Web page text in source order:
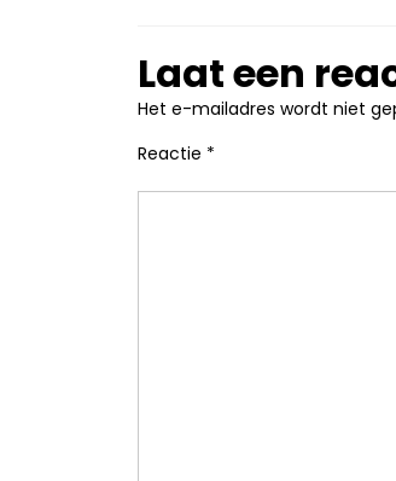
Laat een
Het e-mailadres wordt niet
Reactie *